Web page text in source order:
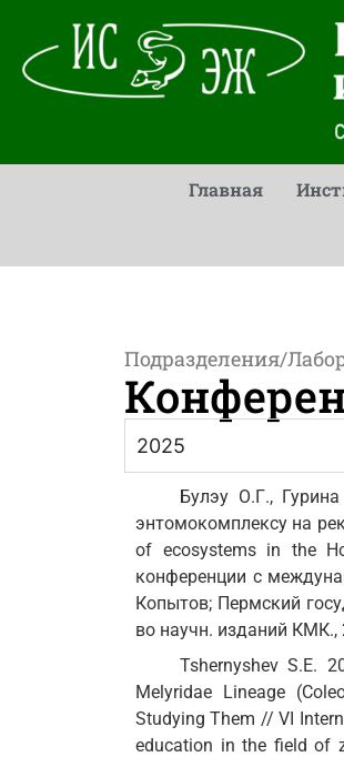
Главная
Подразделения/
2025
Булэу О.Г.,
энтомокомплексу на
of ecosystems in the
конференции с
Копытов; Пермский
во научн. изданий КМК.,
Tshernyshev S.E.
Melyridae Lineage
Studying Them // VI
education in the field of